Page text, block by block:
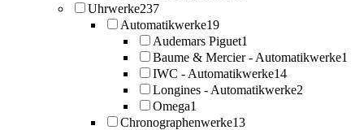
Uhrwerke237
Automatikwerke19
Audemars Piguet1
Baume & Mercier - Automatikwerke1
IWC - Automatikwerke14
Longines - Automatikwerke2
Omega1
Chronographenwerke13